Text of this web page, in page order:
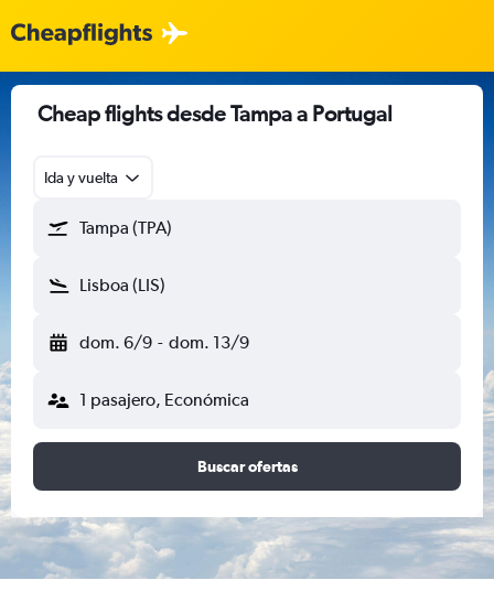
Cheap flights desde Tampa a Portugal
Ida y vuelta
Tampa (TPA)
Lisboa (LIS)
dom. 6/9 - dom. 13/9
1 pasajero, Económica
Buscar ofertas